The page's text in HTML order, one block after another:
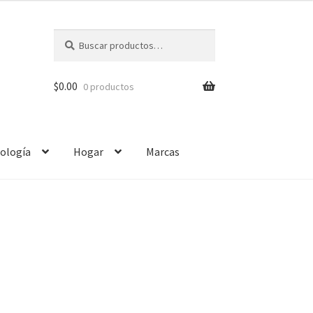
Hogar Marcas
$0.00 0 productos